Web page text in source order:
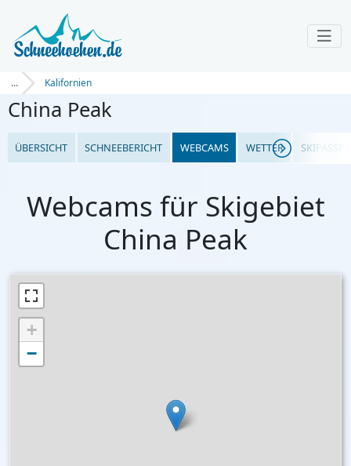
... Kalifornien
China Peak
ÜBERSICHT SCHNEEBERICHT WEBCAMS WETTER
Webcams für Skigebiet
China Peak
+
−